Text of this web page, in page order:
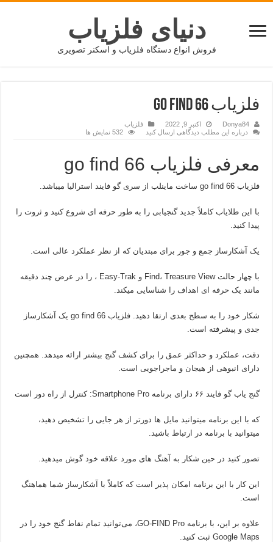
دنیای فلزیاب
فروش انواع دستگاه فلزیاب و اسکنر تصویری
فلزیاب GO FIND 66
Donya84 اکتبر 9, 2022
فلزیاب
درباره این مطلب دیدگاهی ارسال کنید
532 نمایش ها
معرفی فلزیاب go find 66
فلزیاب go find 66 ساخت ماینلب از سری گو فایند استرالیا میباشد.
با این طلایاب کاملاً جدید گنجیابی را به طور حرفه ای شروع کنید و ثروت را
پیدا کنید.
یک آشکارساز جمع و جور برای مبتدیان که از نظر عملکرد عالی است.
با چهار حالت Find، Treasure View و Easy-Trak ، را در عرض چند دقیقه
مانند یک حرفه ای اهداف را شناسایی میکند.
شکار خود را به سطح بعدی ارتقا دهید. فلزیاب go find 66 یک آشکارساز
جدی و پیشرفته است.
دقت، عملکرد و حداکثر عمق را برای کشف گنج بیشتر ارائه میدهد. همچنین
دارای انبوهی از هیجان و ماجراجویی است.
گنج یاب گو فایند ۶۶ دارای برنامه Smartphone Pro: کنترل از راه دور است
که با این برنامه میتوانید مایل ها دورتر از هر جایی را تشخیص دهید،
میتوانید با برنامه در ارتباط باشید.
تصور کنید در حین شکار به آهنگ های مورد علاقه خود گوش میدهید.
این کار با این برنامه امکان پذیر است که کاملاً با آشکارساز شما هماهنگ
است.
علاوه بر این، با برنامه GO-FIND Pro، می‌توانید تمام نقاط گنج خود را در
Google Maps ثبت کنید.